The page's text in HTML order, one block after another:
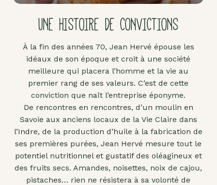
UNE HISTOIRE DE CONVICTIONS
À la fin des années 70, Jean Hervé épouse les
idéaux de son époque et croit à une société
meilleure qui placera l’homme et la vie au
premier rang de ses valeurs. C’est de cette
conviction que naît l’entreprise éponyme.
De rencontres en rencontres, d’un moulin en
Savoie aux anciens locaux de la Vie Claire dans
l’Indre, de la production d’huile à la fabrication de
ses premières purées, Jean Hervé mesure tout le
potentiel nutritionnel et gustatif des oléagineux et
des fruits secs. Amandes, noisettes, noix de cajou,
pistaches… rien ne résistera à sa volonté de
Purées
fruits
secs
Purées
sucrées
dites
"confits"
Livres
Anti-
gaspi
Promotions